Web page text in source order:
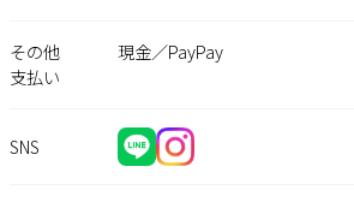
その他
支払い
現金／PayPay
SNS